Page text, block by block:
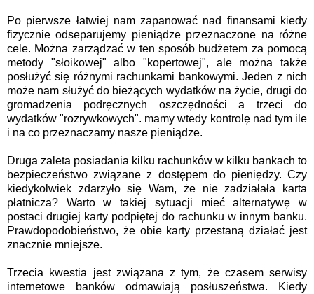
Po pierwsze łatwiej nam zapanować nad finansami kiedy
fizycznie odseparujemy pieniądze przeznaczone na różne
cele. Można zarządzać w ten sposób budżetem za pomocą
metody "słoikowej" albo "kopertowej", ale można także
posłużyć się różnymi rachunkami bankowymi. Jeden z nich
może nam służyć do bieżących wydatków na życie, drugi do
gromadzenia podręcznych oszczędności a trzeci do
wydatków "rozrywkowych". mamy wtedy kontrolę nad tym ile
i na co przeznaczamy nasze pieniądze.
Druga zaleta posiadania kilku rachunków w kilku bankach to
bezpieczeństwo związane z dostępem do pieniędzy. Czy
kiedykolwiek zdarzyło się Wam, że nie zadziałała karta
płatnicza? Warto w takiej sytuacji mieć alternatywę w
postaci drugiej karty podpiętej do rachunku w innym banku.
Prawdopodobieństwo, że obie karty przestaną działać jest
znacznie mniejsze.
Trzecia kwestia jest związana z tym, że czasem serwisy
internetowe banków odmawiają posłuszeństwa. Kiedy